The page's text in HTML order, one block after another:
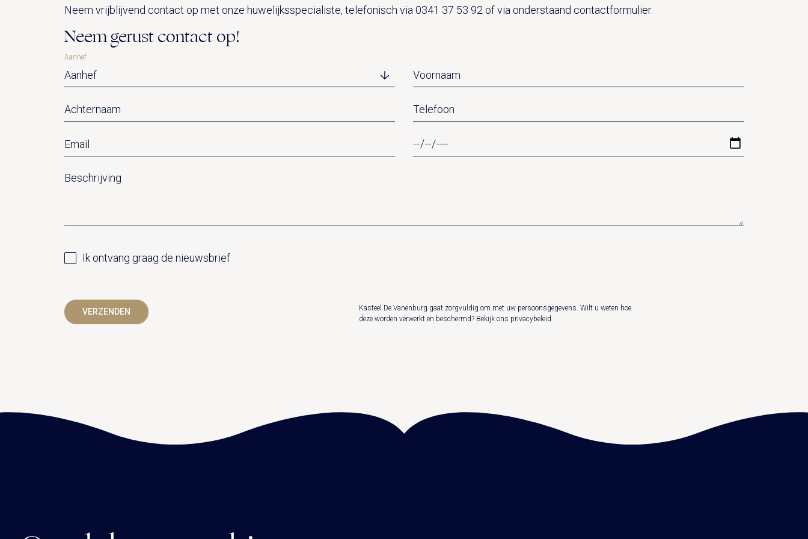
Neem vrijblijvend contact op met onze huwelijksspecialiste, telefonisch via 0341 37 53 92 of via onderstaand contactformulier.
Neem gerust contact op!
Aanhef
Ik ontvang graag de nieuwsbrief
Kasteel De Vanenburg gaat zorgvuldig om met uw persoonsgegevens. Wilt u weten hoe
deze worden verwerkt en beschermd? Bekijk ons privacybeleid.